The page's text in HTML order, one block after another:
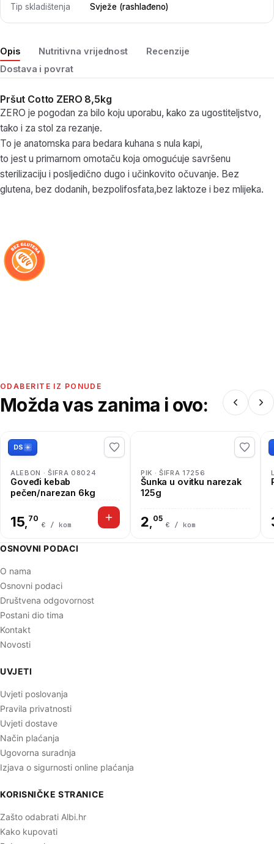
Opis Nutritivna vrijednost
Recenzije
Dostava i povrat
Pršut Cotto ZERO 8,5kg
ZERO je pogodan za bilo koju uporabu, kako za ugostiteljstvo,
tako i za stol za rezanje.
To je anatomska para bedara kuhana s nula kapi,
to jest u primarnom omotaču koja omogućuje savršenu
sterilizaciju i posljedično dugo i učinkovito očuvanje. Bez
glutena, bez dodanih, bezpolifosfata,bez laktoze i bez mlijeka.
Tip skladištenja Svježe (rashlađeno)
ODABERITE IZ PONUDE
Možda vas zanima i ovo:
DS
ALEBON · ŠIFRA 08024
Goveđi kebab
pečen/narezan 6kg
15, 70
€ / kom
PIK · ŠIFRA 17256
Šunka u ovitku narezak
125g
2, 05
€ / kom
OSNOVNI PODACI
O nama
Osnovni podaci
Društvena odgovornost
Postani dio tima
Kontakt
Novosti
UVJETI
Uvjeti poslovanja
Pravila privatnosti
Uvjeti dostave
Način plaćanja
Ugovorna suradnja
Izjava o sigurnosti online plaćanja
KORISNIČKE STRANICE
Zašto odabrati Albi.hr
Kako kupovati